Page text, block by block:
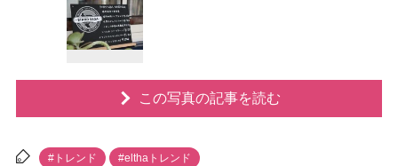
この写真の記事を読む
#トレンド #elthaトレンド